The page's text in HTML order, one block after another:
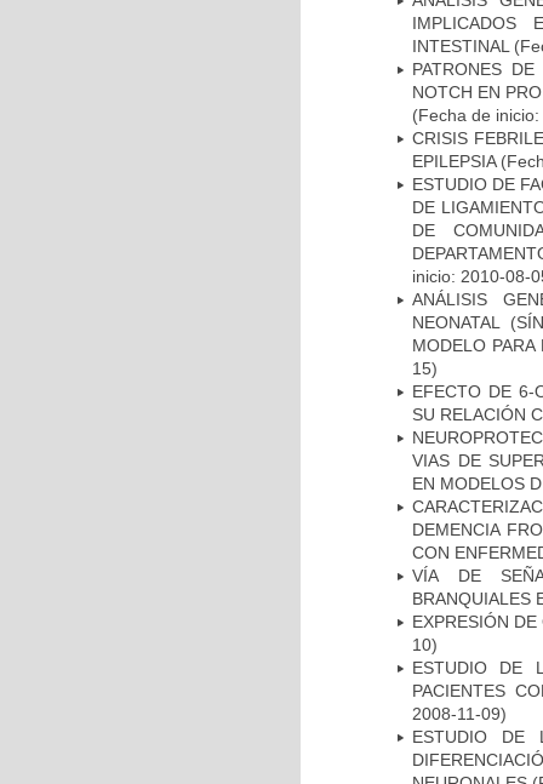
IMPLICADOS
INTESTINAL
PATRONES
NOTCH EN
(Fecha de
CRISIS
EPILEPSIA
ESTUDIO DE
DE
DE
inicio: 2010-08-
ANÁLISIS
NEONATAL
MODELO
15)
EFECTO DE 6-
SU RELACIÓN
VIAS DE
EN MODELOS
DEMENCIA
CON
VÍA DE
BRANQUIALES
EXPRESIÓN
10)
ESTUDIO DE
PACIENTES
2008-11-09)
ESTUDIO DE